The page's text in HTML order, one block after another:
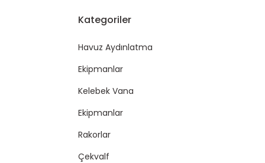
Kategoriler
Havuz Aydınlatma
Ekipmanlar
Kelebek Vana
Ekipmanlar
Rakorlar
Çekvalf